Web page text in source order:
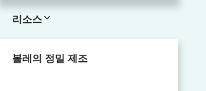
리소스
볼레의 정밀 제조